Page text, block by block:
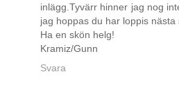
inlägg.Tyvärr hinner jag nog
jag hoppas du har loppis nästa
Ha en skön helg!
Kramiz/Gunn
Svara